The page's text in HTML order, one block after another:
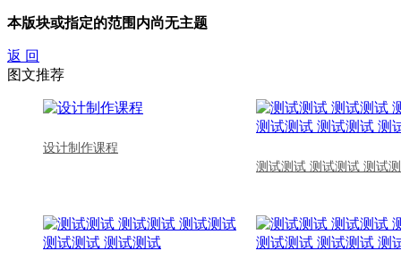
本版块或指定的范围内尚无主题
返 回
图文推荐
设计制作课程
测试测试 测试测试 测试